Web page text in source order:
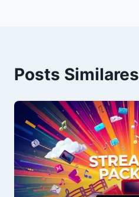
Posts Similares